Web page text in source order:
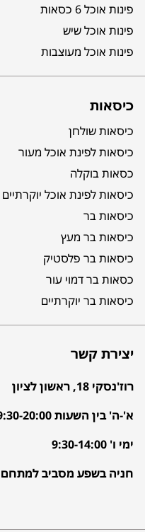
פינות אוכל 6 כסאות
פינות אוכל שיש
פינות אוכל מעוצבות
כיסאות
כיסאות שולחן
כיסאות לפינת אוכל מעור
כסאות בוקלה
כיסאות לפינת אוכל יוקרתיים
כיסאות בר
כיסאות בר מעץ
כיסאות בר פלסטיק
כסאות בר דמוי עור
כיסאות בר יוקרתיים
יצירת קשר
רוז'נסקי 18, ראשון לציון
א'-ה' בין השעות 9:30-20:00
ימי ו' 9:30-14:00
חניה בשפע מסביב למתחם